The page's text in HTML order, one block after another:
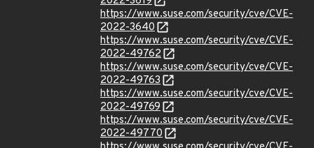
https://www.suse.com/security/cve/CVE-
2022-3640
https://www.suse.com/security/cve/CVE-
2022-49762
https://www.suse.com/security/cve/CVE-
2022-49763
https://www.suse.com/security/cve/CVE-
2022-49769
https://www.suse.com/security/cve/CVE-
2022-49770